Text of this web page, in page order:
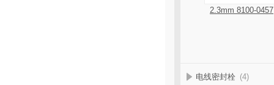
2.3mm 8100-0457
电线密封栓 (4)